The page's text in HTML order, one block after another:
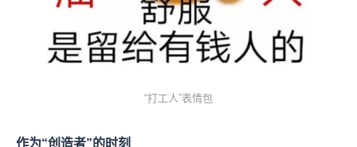
“打工人”表情包
作为“创造者”的时刻